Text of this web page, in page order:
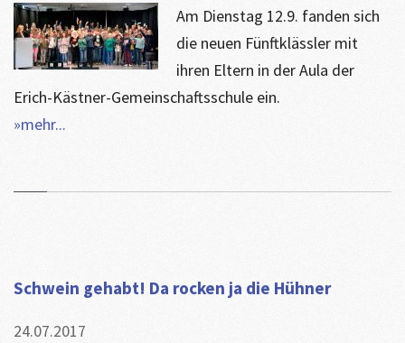
Am Dienstag 12.9. fanden sich
die neuen Fünftklässler mit
ihren Eltern in der Aula der
Erich-Kästner-Gemeinschaftsschule ein.
»mehr...
Schwein gehabt! Da rocken ja die Hühner
24.07.2017